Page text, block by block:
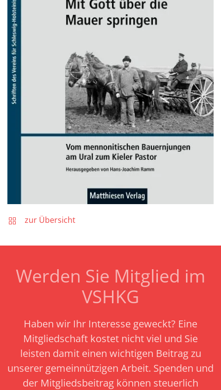
zur Übersicht
Werden Sie Mitglied im
VSHKG
Haben wir Ihr Interesse geweckt? Eine
Mitgliedschaft kostet nicht viel und Sie
leisten damit einen wichtigen Beitrag zu
unserer gemeinnützigen Arbeit. Spenden und
der Mitgliedsbeitrag können steuerlich